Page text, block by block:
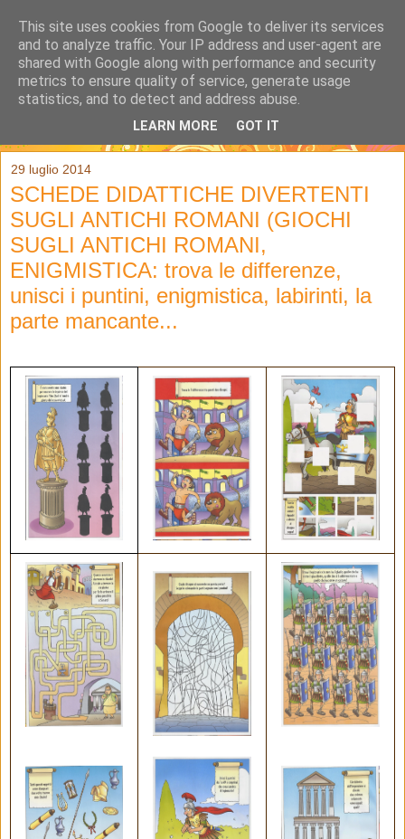
29 luglio 2014
SCHEDE DIDATTICHE DIVERTENTI
SUGLI ANTICHI ROMANI (GIOCHI
SUGLI ANTICHI ROMANI,
ENIGMISTICA: trova le differenze,
unisci i puntini, enigmistica, labirinti, la
parte mancante...
This site uses cookies from Google to deliver its services
and to analyze traffic. Your IP address and user-agent are
shared with Google along with performance and security
metrics to ensure quality of service, generate usage
statistics, and to detect and address abuse.
LEARN MORE GOT IT